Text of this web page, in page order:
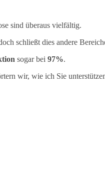
sind überaus vielfältig.
schließt dies andere
sogar bei 97%.
wir, wie ich Sie